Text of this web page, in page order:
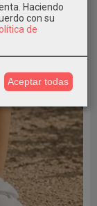
Haciendo
con su
de
Aceptar todas